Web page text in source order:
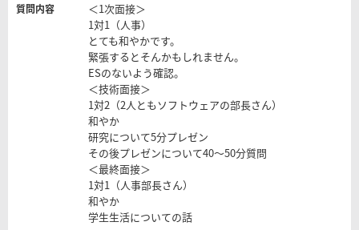
質問内容
＜1次面接＞
1対1（人事）
とても和やかです。
緊張するとそんかもしれません。
ESのないよう確認。
＜技術面接＞
1対2（2人ともソフトウェアの部長さん）
和やか
研究について5分プレゼン
その後プレゼンについて40～50分質問
＜最終面接＞
1対1（人事部長さん）
和やか
学生生活についての話